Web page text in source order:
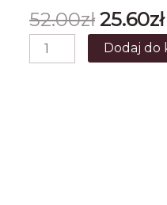
52.00zł
cena
25.60zł
ilość
Naish
Dodaj do